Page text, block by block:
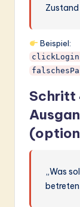
Zustand
Beispiel:
clickLogin
Schritt
„Was
betreten